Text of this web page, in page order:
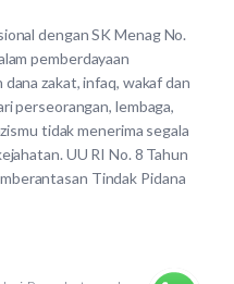
dengan SK Menag No.
pemberdayaan
zakat, infaq, wakaf dan
perseorangan, lembaga,
tidak menerima segala
UU RI No. 8 Tahun
Tindak Pidana